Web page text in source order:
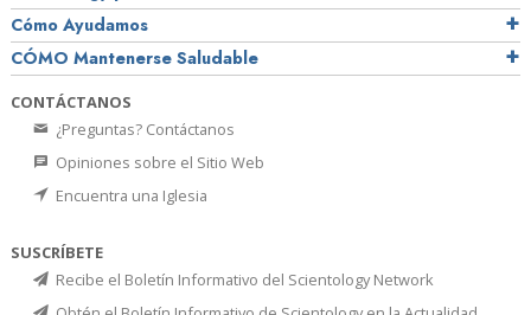
Cómo Ayudamos
CÓMO Mantenerse Saludable
CONTÁCTANOS
¿Preguntas? Contáctanos
Opiniones sobre el Sitio Web
Encuentra una Iglesia
SUSCRÍBETE
Recibe el Boletín Informativo del Scientology Network